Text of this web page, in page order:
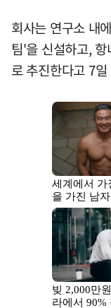
회사는 연구소 내
팀'을 신설하고,
로 추진한다고 7